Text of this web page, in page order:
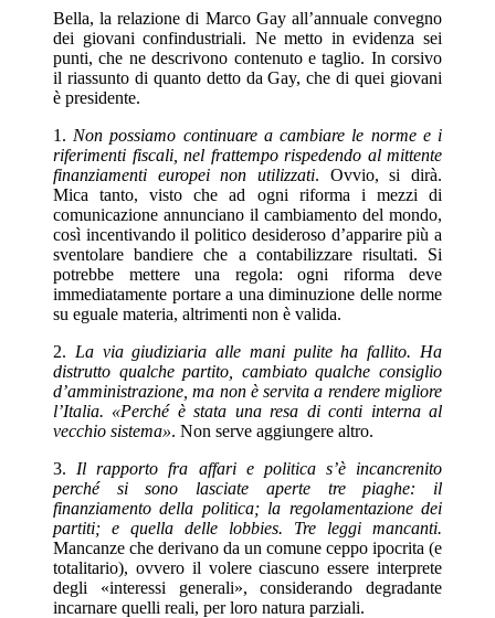
Bella, la relazione di Marco Gay all’annuale convegno
dei giovani confindustriali. Ne metto in evidenza sei
punti, che ne descrivono contenuto e taglio. In corsivo
il riassunto di quanto detto da Gay, che di quei giovani
è presidente.
1. Non possiamo continuare a cambiare le norme e i
riferimenti fiscali, nel frattempo rispedendo al mittente
finanziamenti europei non utilizzati. Ovvio, si dirà.
Mica tanto, visto che ad ogni riforma i mezzi di
comunicazione annunciano il cambiamento del mondo,
così incentivando il politico desideroso d’apparire più a
sventolare bandiere che a contabilizzare risultati. Si
potrebbe mettere una regola: ogni riforma deve
immediatamente portare a una diminuzione delle norme
su eguale materia, altrimenti non è valida.
2. La via giudiziaria alle mani pulite ha fallito. Ha
distrutto qualche partito, cambiato qualche consiglio
d’amministrazione, ma non è servita a rendere migliore
l’Italia. «Perché è stata una resa di conti interna al
vecchio sistema». Non serve aggiungere altro.
3. Il rapporto fra affari e politica s’è incancrenito
perché si sono lasciate aperte tre piaghe: il
finanziamento della politica; la regolamentazione dei
partiti; e quella delle lobbies. Tre leggi mancanti.
Mancanze che derivano da un comune ceppo ipocrita (e
totalitario), ovvero il volere ciascuno essere interprete
degli «interessi generali», considerando degradante
incarnare quelli reali, per loro natura parziali.